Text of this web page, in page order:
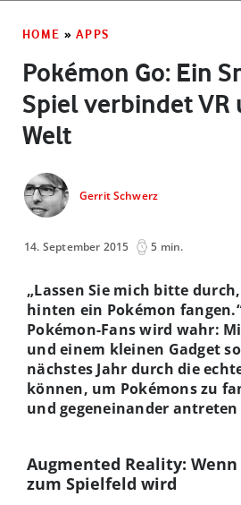
HOME » APPS
Pokémon Go: Ein
Spiel verbindet VR
Welt
Gerrit Schwerz
14. September 2015 5 min.
„Lassen Sie mich bitte
hinten ein Pokémon
Pokémon-Fans wird wahr:
und einem kleinen Gadget
nächstes Jahr durch die
können, um Pokémons zu
und gegeneinander antreten
Augmented Reality:
zum Spielfeld wird